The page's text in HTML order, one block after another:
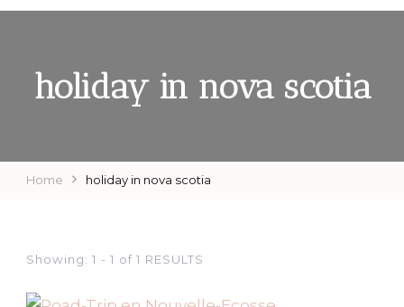
holiday in nova scotia
Home holiday in nova scotia
Showing: 1 - 1 of 1 RESULTS